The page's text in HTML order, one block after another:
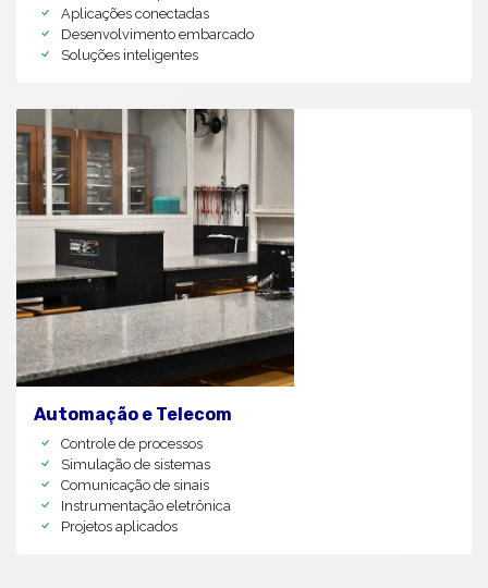
Aplicações conectadas
Desenvolvimento embarcado
Soluções inteligentes
Automação e Telecom
Controle de processos
Simulação de sistemas
Comunicação de sinais
Instrumentação eletrônica
Projetos aplicados